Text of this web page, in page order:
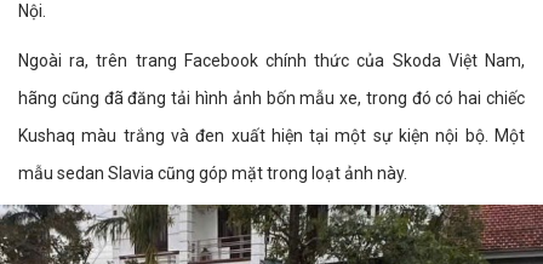
Nội.
Ngoài ra, trên trang Facebook chính thức của Skoda Việt Nam,
hãng cũng đã đăng tải hình ảnh bốn mẫu xe, trong đó có hai chiếc
Kushaq màu trắng và đen xuất hiện tại một sự kiện nội bộ. Một
mẫu sedan Slavia cũng góp mặt trong loạt ảnh này.